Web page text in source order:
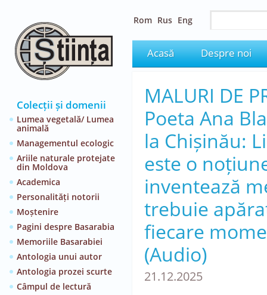
Colecții și domenii
Lumea vegetală/ Lumea
animală
Managementul ecologic
Ariile naturale protejate
din Moldova
Academica
Personalități notorii
Moștenire
Pagini despre Basarabia
Memoriile Basarabiei
Antologia unui autor
Antologia prozei scurte
Câmpul de lectură
Rom Rus Eng
Acasă Despre noi
MALURI DE
Poeta Ana
la Chișinău:
este o
inventează
trebuie
fiecare
(Audio)
21.12.2025